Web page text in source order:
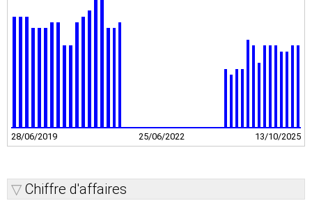
28/06/2019 25/06/2022 13/10/2025
Chiffre d'affaires